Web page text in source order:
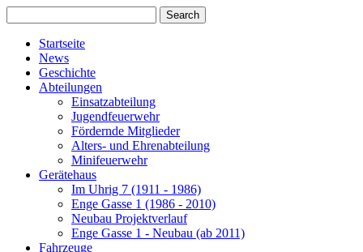
Startseite
News
Geschichte
Abteilungen
Einsatzabteilung
Jugendfeuerwehr
Fördernde Mitglieder
Alters- und Ehrenabteilung
Minifeuerwehr
Gerätehaus
Im Uhrig 7 (1911 - 1986)
Enge Gasse 1 (1986 - 2010)
Neubau Projektverlauf
Enge Gasse 1 - Neubau (ab 2011)
Fahrzeuge